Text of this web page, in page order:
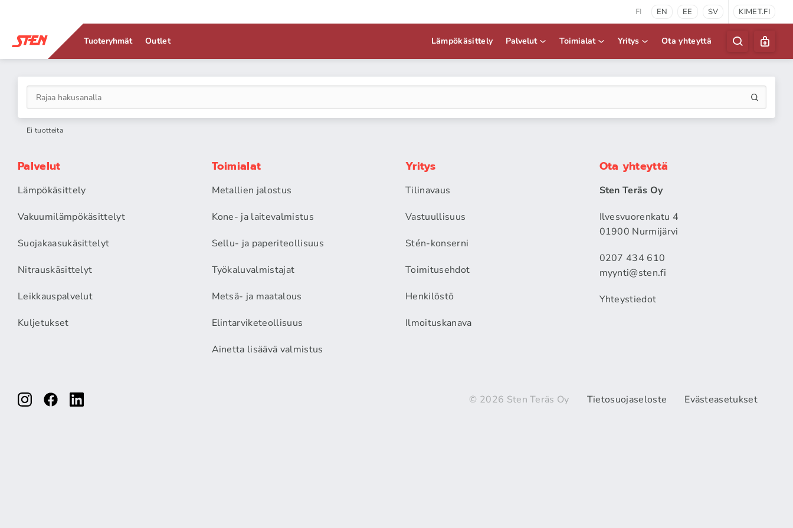
FI EN EE SV KIMET.FI
Tuoteryhmät Outlet Lämpökäsittely Palvelut Toimialat Yritys Ota yhteyttä
Ei tuotteita
Palvelut
Lämpökäsittely
Vakuumilämpökäsittelyt
Suojakaasukäsittelyt
Nitrauskäsittelyt
Leikkauspalvelut
Kuljetukset
Toimialat
Metallien jalostus
Kone- ja laitevalmistus
Sellu- ja paperiteollisuus
Työkaluvalmistajat
Metsä- ja maatalous
Elintarviketeollisuus
Ainetta lisäävä valmistus
Yritys
Tilinavaus
Vastuullisuus
Stén-konserni
Toimitusehdot
Henkilöstö
Ilmoituskanava
Ota yhteyttä
Sten Teräs Oy
Ilvesvuorenkatu 4
01900 Nurmijärvi
0207 434 610
myynti@sten.fi
Yhteystiedot
© 2026 Sten Teräs Oy Tietosuojaseloste Evästeasetukset